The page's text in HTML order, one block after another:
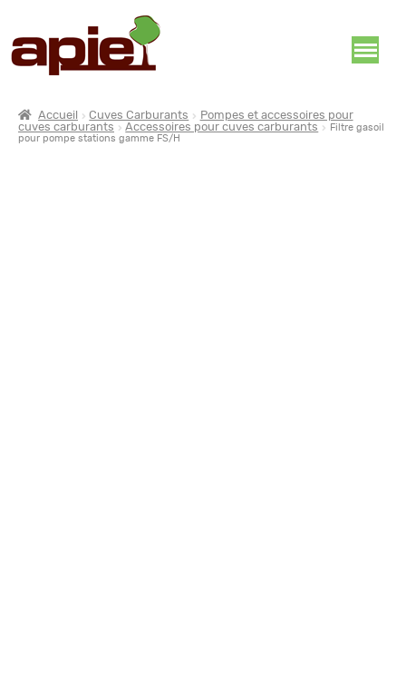
Accueil Cuves Carburants
Pompes et accessoires pour
cuves carburants
Accessoires pour cuves carburants
Filtre gasoil
pour pompe stations gamme FS/H